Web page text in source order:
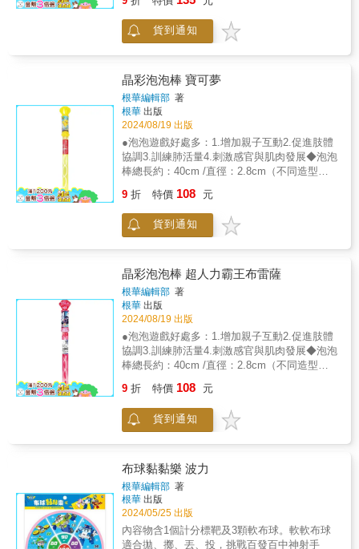
藏！想像一下，孩子們專注地玩著充滿創意的
文創商品，眼中閃爍著興奮的光芒，你們一起
沉浸在童趣的世界中，分享彼此的創意和歡
共同探索無限的可能性。我們的文創商品，採
用安全無毒的材質和鮮豔可愛的設計，易於操
作且充滿趣味性，讓每個孩子都能輕鬆上手，
發揮無限創意，享受創作的樂趣！讓文創商品
成為孩子們成長中的好夥伴，陪伴他們探索世
界，創造屬於他們的美好回憶吧！希望我們的
兒童文創商品，能為你和孩子們帶來更多的創
意和歡樂！
貨到通知
晶彩泡泡棒 寶可夢
根華編輯部 著
根華 出版
2024/08/19 出版
●泡泡遊戲好處多：1.增加親子互動2.促進肢體
協調3.訓練肺活量4.刺激感官與肌肉發展◆泡泡
棒總長約：40cm /直徑：2.8cm（不同造型的
118ml（4 fl oz）◆小叮嚀：使用泡泡水玩具
時，應避免觸碰眼睛及嘴巴，玩完後請立刻洗
手。泡泡水開封後請盡速用完，避免受微生物
9 折 特價 108 元
貨到通知
晶彩泡泡棒 超人力霸王布雷薩
根華編輯部 著
根華 出版
2024/08/19 出版
●泡泡遊戲好處多：1.增加親子互動2.促進肢體
協調3.訓練肺活量4.刺激感官與肌肉發展◆泡泡
棒總長約：40cm /直徑：2.8cm（不同造型的
118ml（4 fl oz）◆小叮嚀：使用泡泡水玩具
時，應避免觸碰眼睛及嘴巴，玩完後請立刻洗
手。泡泡水開封後請盡速用完，避免受微生物
9 折 特價 108 元
貨到通知
布球黏黏樂 波力
根華編輯部 著
根華 出版
2024/05/25 出版
內容物含1個計分標靶及3顆軟布球。軟軟布球
適合拋、擲、丟、投，挑戰百發百中神射手